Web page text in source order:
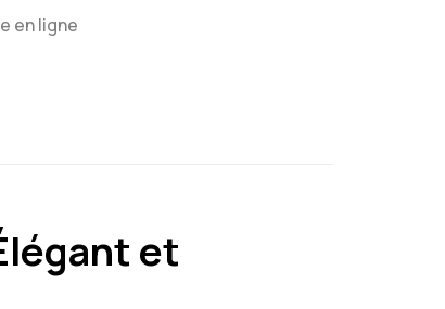
en ligne
et